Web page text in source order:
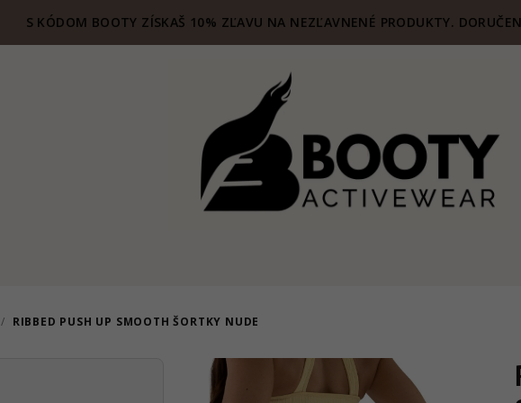
S KÓDOM BOOTY ZÍSKAŠ 10% ZĽAVU NA NEZĽAVNENÉ PRODUKTY.
/ RIBBED PUSH UP SMOOTH ŠORTKY NUDE